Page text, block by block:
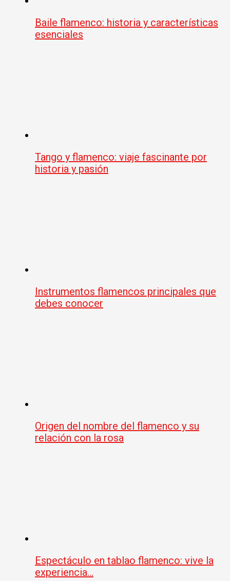
Baile flamenco: historia y características
esenciales
Tango y flamenco: viaje fascinante por
historia y pasión
Instrumentos flamencos principales que
debes conocer
Origen del nombre del flamenco y su
relación con la rosa
Espectáculo en tablao flamenco: vive la
experiencia…